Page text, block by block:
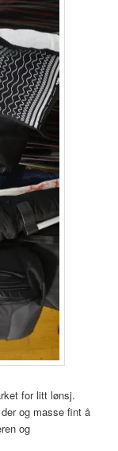
for litt lønsj.
og masse fint å
og